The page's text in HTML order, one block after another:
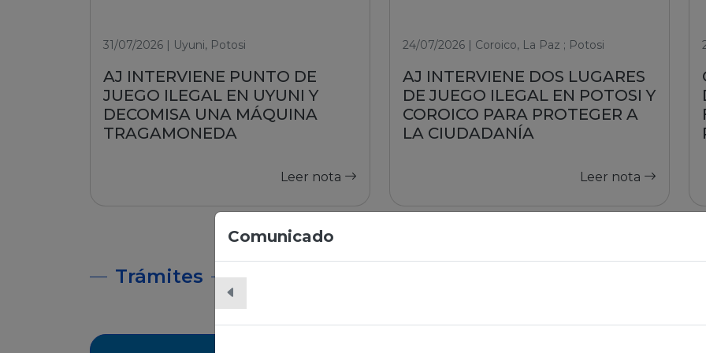
Comunicado
31/07/2026 | Uyuni, Potosi
AJ INTERVIENE PUNTO DE
JUEGO ILEGAL EN UYUNI Y
DECOMISA UNA MÁQUINA
TRAGAMONEDA
Leer nota
24/07/2026 | Coroico, La Paz ; Potosi
AJ INTERVIENE DOS LUGARES
DE JUEGO ILEGAL EN POTOSI Y
COROICO PARA PROTEGER A
LA CIUDADANÍA
Leer nota
Trámites